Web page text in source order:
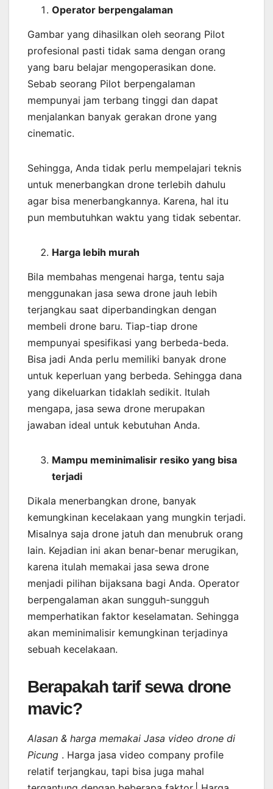
Operator berpengalaman
Gambar yang dihasilkan oleh seorang Pilot
profesional pasti tidak sama dengan orang
yang baru belajar mengoperasikan done.
Sebab seorang Pilot berpengalaman
mempunyai jam terbang tinggi dan dapat
menjalankan banyak gerakan drone yang
cinematic.
Sehingga, Anda tidak perlu mempelajari teknis
untuk menerbangkan drone terlebih dahulu
agar bisa menerbangkannya. Karena, hal itu
pun membutuhkan waktu yang tidak sebentar.
Harga lebih murah
Bila membahas mengenai harga, tentu saja
menggunakan jasa sewa drone jauh lebih
terjangkau saat diperbandingkan dengan
membeli drone baru. Tiap-tiap drone
mempunyai spesifikasi yang berbeda-beda.
Bisa jadi Anda perlu memiliki banyak drone
untuk keperluan yang berbeda. Sehingga dana
yang dikeluarkan tidaklah sedikit. Itulah
mengapa, jasa sewa drone merupakan
jawaban ideal untuk kebutuhan Anda.
Mampu meminimalisir resiko yang bisa
terjadi
Dikala menerbangkan drone, banyak
kemungkinan kecelakaan yang mungkin terjadi.
Misalnya saja drone jatuh dan menubruk orang
lain. Kejadian ini akan benar-benar merugikan,
karena itulah memakai jasa sewa drone
menjadi pilihan bijaksana bagi Anda. Operator
berpengalaman akan sungguh-sungguh
memperhatikan faktor keselamatan. Sehingga
akan meminimalisir kemungkinan terjadinya
sebuah kecelakaan.
Berapakah tarif sewa drone
mavic?
Alasan & harga memakai Jasa video drone di
Picung . Harga jasa video company profile
relatif terjangkau, tapi bisa juga mahal